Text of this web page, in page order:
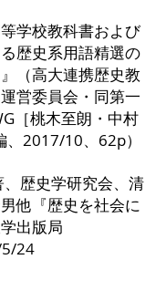
等学校教科書および
歴史系用語精選の
（高大連携歴史教
営委員会・同第一
［桃木至朗・中村
2017/10、62p）
、歴史学研究会、清
他『歴史を社会に
出版局
24